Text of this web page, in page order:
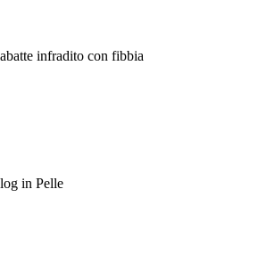
infradito con fibbia
in Pelle